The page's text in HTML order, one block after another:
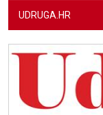
UDRUGA.HR